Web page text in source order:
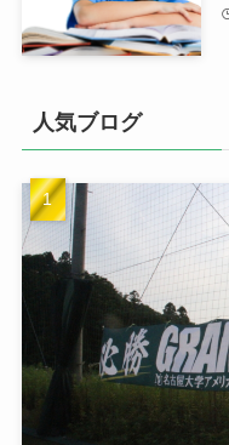
人気ブログ